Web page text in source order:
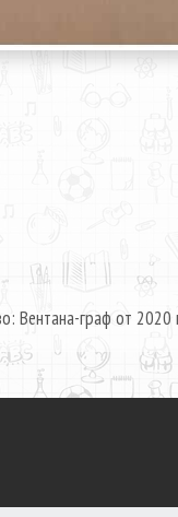
Вентана-граф от